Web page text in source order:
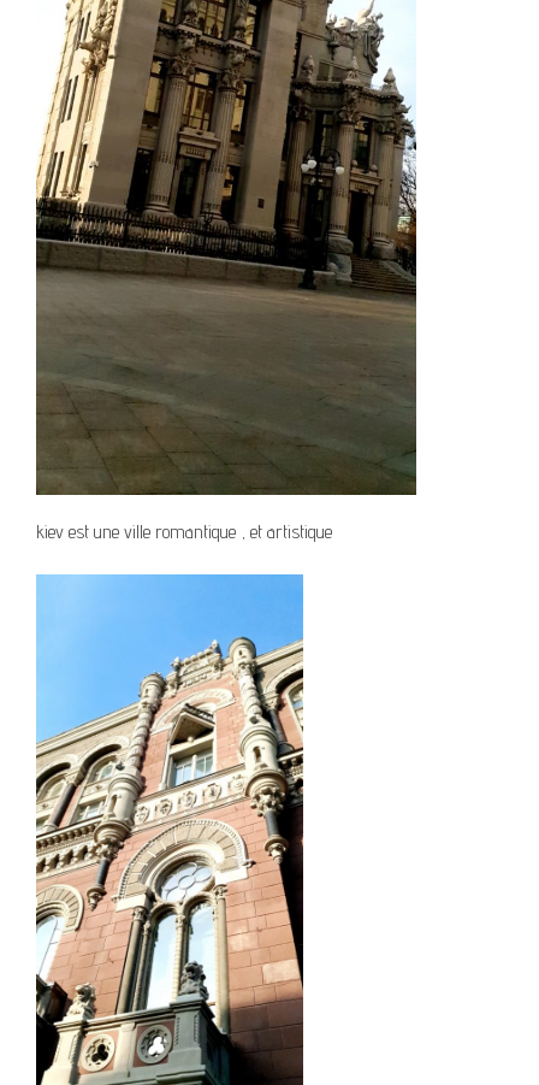
kiev est une ville romantique , et artistique